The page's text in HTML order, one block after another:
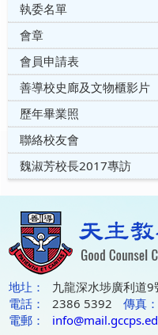
執委名單
會章
會員申請表
善導校史廊及文物櫃影片
歷年畢業照
聯絡校友會
魏淑芳校長2017專訪
地圵：
九龍深水埗廣利道9
電話：
2386 5392 傳真：
電郵：